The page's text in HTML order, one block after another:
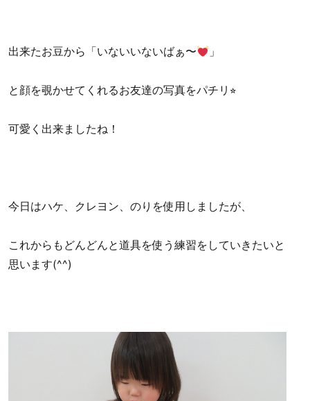
出来たお豆から「いないいないばぁ〜 」
と顔を覗かせてくれるお友達の写真をパチリ⭐︎
可愛く出来ましたね！
今日はハケ、クレヨン、のりを使用しましたが、
これからもどんどんと道具を使う練習をしていきたいと
思います(^^)